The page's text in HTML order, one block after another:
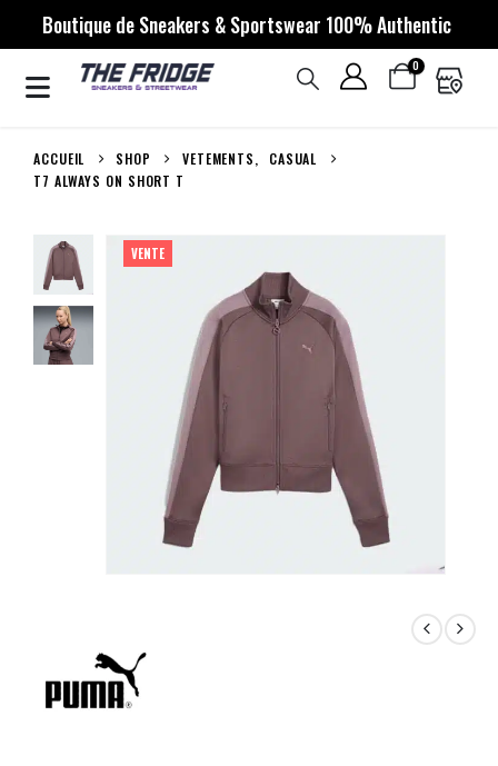
Boutique de Sneakers & Sportswear 100% Authentic
0
ACCUEIL SHOP VETEMENTS,
CASUAL
T7 ALWAYS ON SHORT T
VENTE